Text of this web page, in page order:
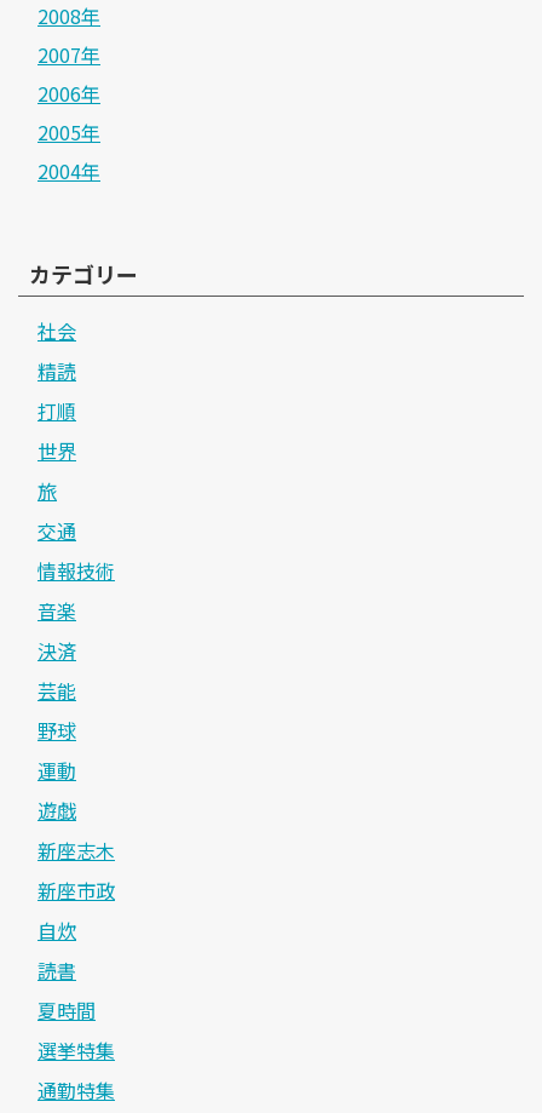
2008年
2007年
2006年
2005年
2004年
カテゴリー
社会
精読
打順
世界
旅
交通
情報技術
音楽
決済
芸能
野球
運動
遊戯
新座志木
新座市政
自炊
読書
夏時間
選挙特集
通勤特集